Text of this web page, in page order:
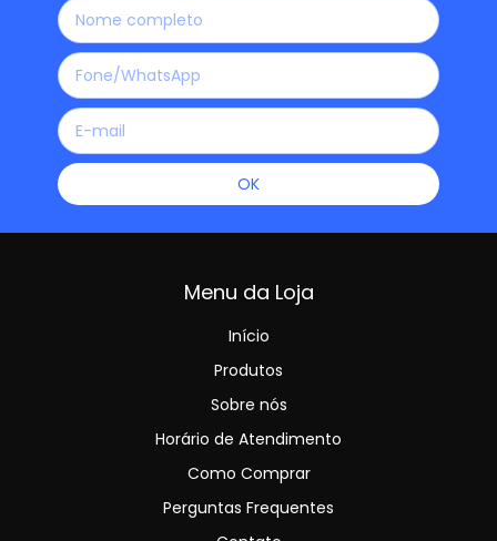
Menu da Loja
Início
Produtos
Sobre nós
Horário de Atendimento
Como Comprar
Perguntas Frequentes